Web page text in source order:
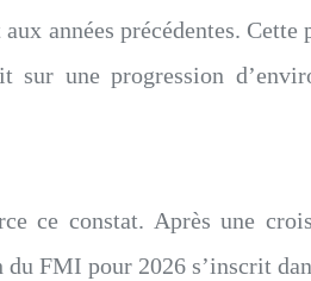
années précédentes.
une progression
ce constat. Après une
FMI pour 2026 s’inscrit